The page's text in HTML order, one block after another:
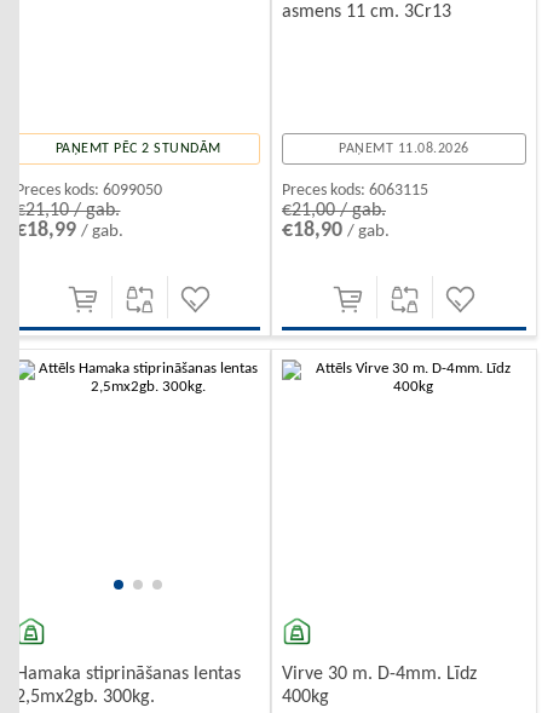
PAŅEMT PĒC 2 STUNDĀM
Preces kods: 6099050
€21,10 / gab.
€18,99/ gab.
asmens 11 cm. 3Cr13
PAŅEMT 11.08.2026
Preces kods: 6063115
€21,00 / gab.
€18,90 / gab.
Hamaka stiprināšanas lentas
2,5mx2gb. 300kg.
Virve 30 m. D-4mm. Līdz
400kg